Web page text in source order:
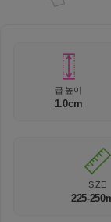
굽 높이
1.0cm
SIZE
225-